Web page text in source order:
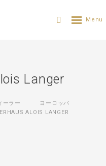
Langer
ーラー
ヨーロッパ
ALOIS LANGER